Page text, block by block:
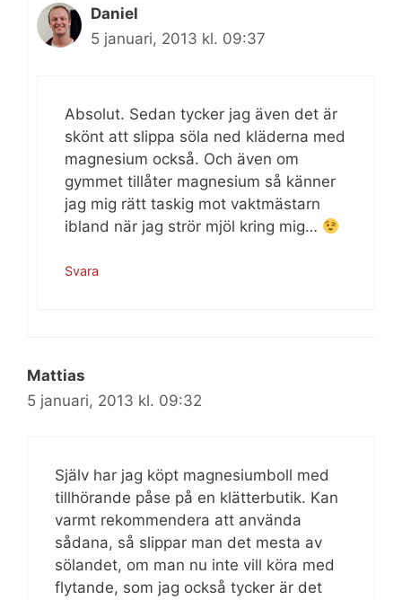
Daniel
5 januari, 2013 kl. 09:37
Absolut. Sedan tycker jag även det är
skönt att slippa söla ned kläderna med
magnesium också. Och även om
gymmet tillåter magnesium så känner
jag mig rätt taskig mot vaktmästarn
ibland när jag strör mjöl kring mig…
Svara
Mattias
5 januari, 2013 kl. 09:32
Själv har jag köpt magnesiumboll med
tillhörande påse på en klätterbutik. Kan
varmt rekommendera att använda
sådana, så slippar man det mesta av
sölandet, om man nu inte vill köra med
flytande, som jag också tycker är det